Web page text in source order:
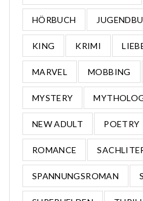
HÖRBUCH
KING KRIMI
MARVEL MOBBING
MYSTERY
NEW ADULT POETRY
ROMANCE
SPANNUNGSROMAN